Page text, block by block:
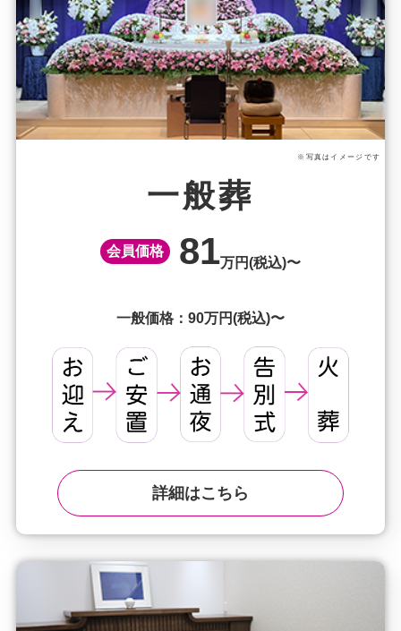
※写真はイメージです
一般葬
会員価格 81万円(税込)〜
一般価格：90万円(税込)〜
詳細はこちら